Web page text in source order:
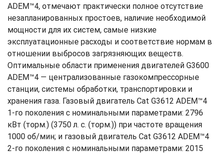
ADEM™4, отмечают практически полное отсутствие
незапланированных простоев, наличие необходимой
мощности для их систем, самые низкие
эксплуатационные расходы и соответствие нормам в
отношении выбросов загрязняющих веществ.
Оптимальные области применения двигателей G3600
ADEM™4 — централизованные газокомпрессорные
станции, системы обработки, транспортировки и
хранения газа. Газовый двигатель Cat G3612 ADEM™4
1-го поколения с номинальными параметрами: 2796
кВт (торм.) (3750 л. с. (торм.)) при частоте вращения
1000 об/мин; и газовый двигатель Cat G3612 ADEM™4
2-го поколения с номинальными параметрами: 2015